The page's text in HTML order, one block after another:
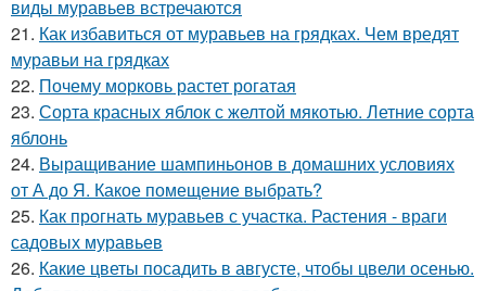
виды муравьев встречаются
21. Как избавиться от муравьев на грядках. Чем вредят
муравьи на грядках
22. Почему морковь растет рогатая
23. Сорта красных яблок с желтой мякотью. Летние сорта
яблонь
24. Выращивание шампиньонов в домашних условиях
от А до Я. Какое помещение выбрать?
25. Как прогнать муравьев с участка. Растения - враги
садовых муравьев
26. Какие цветы посадить в августе, чтобы цвели осенью.